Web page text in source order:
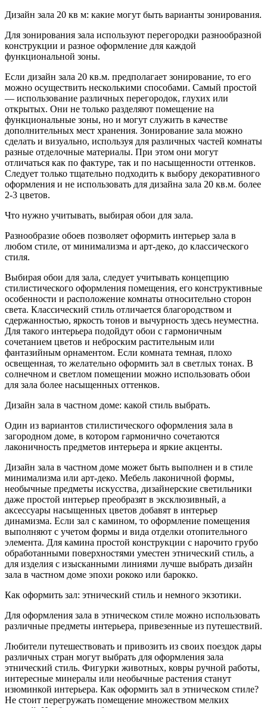
Дизайн зала 20 кв м: какие могут быть варианты зонирования.
Для зонирования зала используют перегородки разнообразной
конструкции и разное оформление для каждой
функциональной зоны.
Если дизайн зала 20 кв.м. предполагает зонирование, то его
можно осуществить несколькими способами. Самый простой
— использование различных перегородок, глухих или
открытых. Они не только разделяют помещение на
функциональные зоны, но и могут служить в качестве
дополнительных мест хранения. Зонирование зала можно
сделать и визуально, используя для различных частей комнаты
разные отделочные материалы. При этом они могут
отличаться как по фактуре, так и по насыщенности оттенков.
Следует только тщательно подходить к выбору декоративного
оформления и не использовать для дизайна зала 20 кв.м. более
2-3 цветов.
Что нужно учитывать, выбирая обои для зала.
Разнообразие обоев позволяет оформить интерьер зала в
любом стиле, от минимализма и арт-деко, до классического
стиля.
Выбирая обои для зала, следует учитывать концепцию
стилистического оформления помещения, его конструктивные
особенности и расположение комнаты относительно сторон
света. Классический стиль отличается благородством и
сдержанностью, яркость тонов и вычурность здесь неуместна.
Для такого интерьера подойдут обои с гармоничным
сочетанием цветов и неброским растительным или
фантазийным орнаментом. Если комната темная, плохо
освещенная, то желательно оформить зал в светлых тонах. В
солнечном и светлом помещении можно использовать обои
для зала более насыщенных оттенков.
Дизайн зала в частном доме: какой стиль выбрать.
Один из вариантов стилистического оформления зала в
загородном доме, в котором гармонично сочетаются
лаконичность предметов интерьера и яркие акценты.
Дизайн зала в частном доме может быть выполнен и в стиле
минимализма или арт-деко. Мебель лаконичной формы,
необычные предметы искусства, дизайнерские светильники
даже простой интерьер преобразят в эксклюзивный, а
аксессуары насыщенных цветов добавят в интерьер
динамизма. Если зал с камином, то оформление помещения
выполняют с учетом формы и вида отделки отопительного
элемента. Для камина простой конструкции с нарочито грубо
обработанными поверхностями уместен этнический стиль, а
для изделия с изысканными линиями лучше выбрать дизайн
зала в частном доме эпохи рококо или барокко.
Как оформить зал: этнический стиль и немного экзотики.
Для оформления зала в этническом стиле можно использовать
различные предметы интерьера, привезенные из путешествий.
Любители путешествовать и привозить из своих поездок дары
различных стран могут выбрать для оформления зала
этнический стиль. Фигурки животных, ковры ручной работы,
интересные минералы или необычные растения станут
изюминкой интерьера. Как оформить зал в этническом стиле?
Не стоит перегружать помещение множеством мелких